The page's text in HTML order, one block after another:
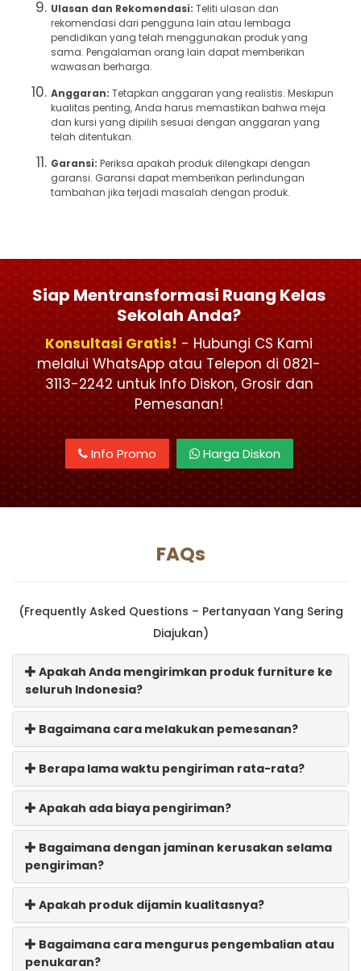
Ulasan dan Rekomendasi: Teliti ulasan dan
rekomendasi dari pengguna lain atau lembaga
pendidikan yang telah menggunakan produk yang
sama. Pengalaman orang lain dapat memberikan
wawasan berharga.
Anggaran: Tetapkan anggaran yang realistis. Meskipun
kualitas penting, Anda harus memastikan bahwa meja
dan kursi yang dipilih sesuai dengan anggaran yang
telah ditentukan.
Garansi: Periksa apakah produk dilengkapi dengan
garansi. Garansi dapat memberikan perlindungan
tambahan jika terjadi masalah dengan produk.
Siap Mentransformasi Ruang Kelas
Sekolah Anda?
Konsultasi Gratis! - Hubungi CS Kami
melalui WhatsApp atau Telepon di 0821-
3113-2242 untuk Info Diskon, Grosir dan
Pemesanan!
Info Promo Harga Diskon
FAQs
(Frequently Asked Questions – Pertanyaan Yang Sering
Diajukan)
Apakah Anda mengirimkan produk furniture ke
seluruh Indonesia?
Bagaimana cara melakukan pemesanan?
Berapa lama waktu pengiriman rata-rata?
Apakah ada biaya pengiriman?
Bagaimana dengan jaminan kerusakan selama
pengiriman?
Apakah produk dijamin kualitasnya?
Bagaimana cara mengurus pengembalian atau
penukaran?